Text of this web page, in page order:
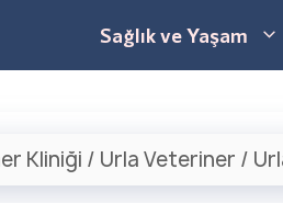
Sağlık ve Yaşam
Kliniği / Urla Veteriner /